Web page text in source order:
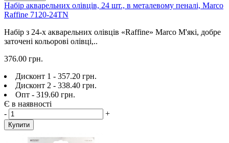
Набір акварельних олівців, 24 шт., в металевому пеналі, Marco
Raffine 7120-24TN
Набір з 24-х акварельних олівців «Raffine» Marco М'які, добре
заточені кольорові олівці,..
376.00 грн.
Дисконт 1 - 357.20 грн.
Дисконт 2 - 338.40 грн.
Опт - 319.60 грн.
Є в наявності
-
+
Купити